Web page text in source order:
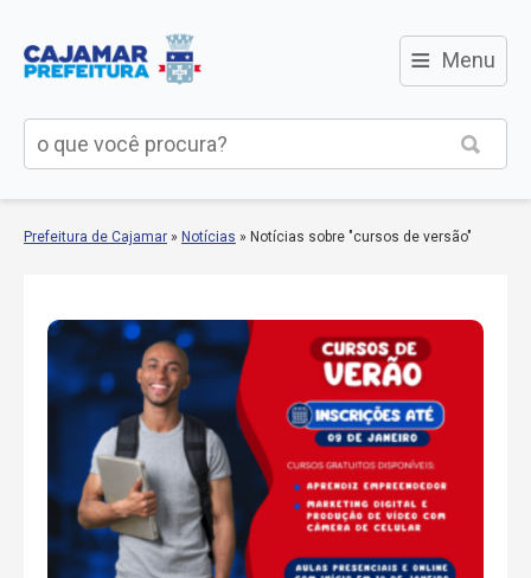
≡ Menu
Prefeitura de Cajamar » Notícias » Notícias sobre "cursos de versão"